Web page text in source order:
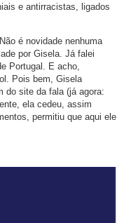
e antirracistas, ligados
é novidade nenhuma
por Gisela. Já falei
Portugal. E acho,
Pois bem, Gisela
do site da fala (já agora:
ela cedeu, assim
permitiu que aqui ele